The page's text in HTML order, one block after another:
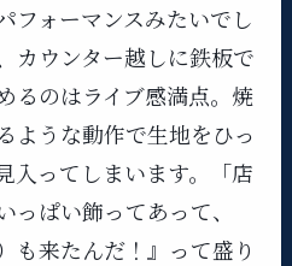
フォーマンスみたいでし
カウンター越しに鉄板で
るのはライブ感満点。焼
ような動作で生地をひっ
入ってしまいます。「店
ぱい飾ってあって、
も来たんだ！』って盛り